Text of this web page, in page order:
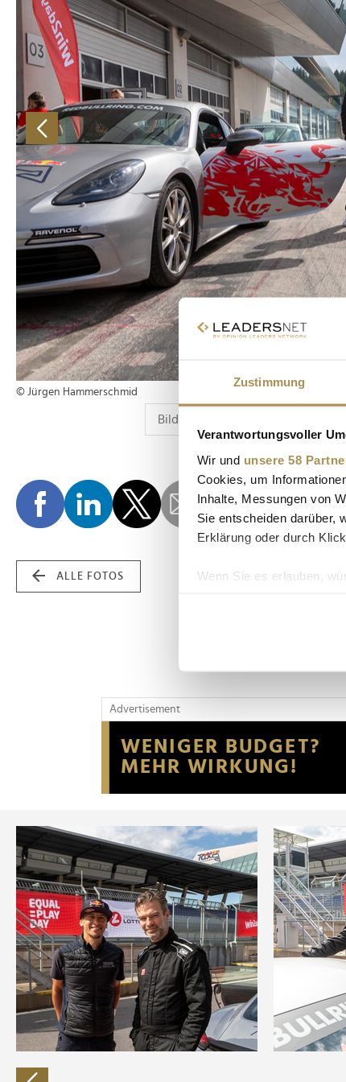
Zustimmung
Verantwortungsvoller
Wir und unsere 58
Cookies, um
Inhalte, Messungen von
Sie entscheiden darüber,
Erklärung oder durch
Wenn Sie es erlauben,
Erfahren Sie mehr
Wir verwenden Cookies,
Website an unsere
möglicherweise mit
der Dienste gesammelt
© Jürgen Hammerschmid
ALLE FOTOS
Advertisement